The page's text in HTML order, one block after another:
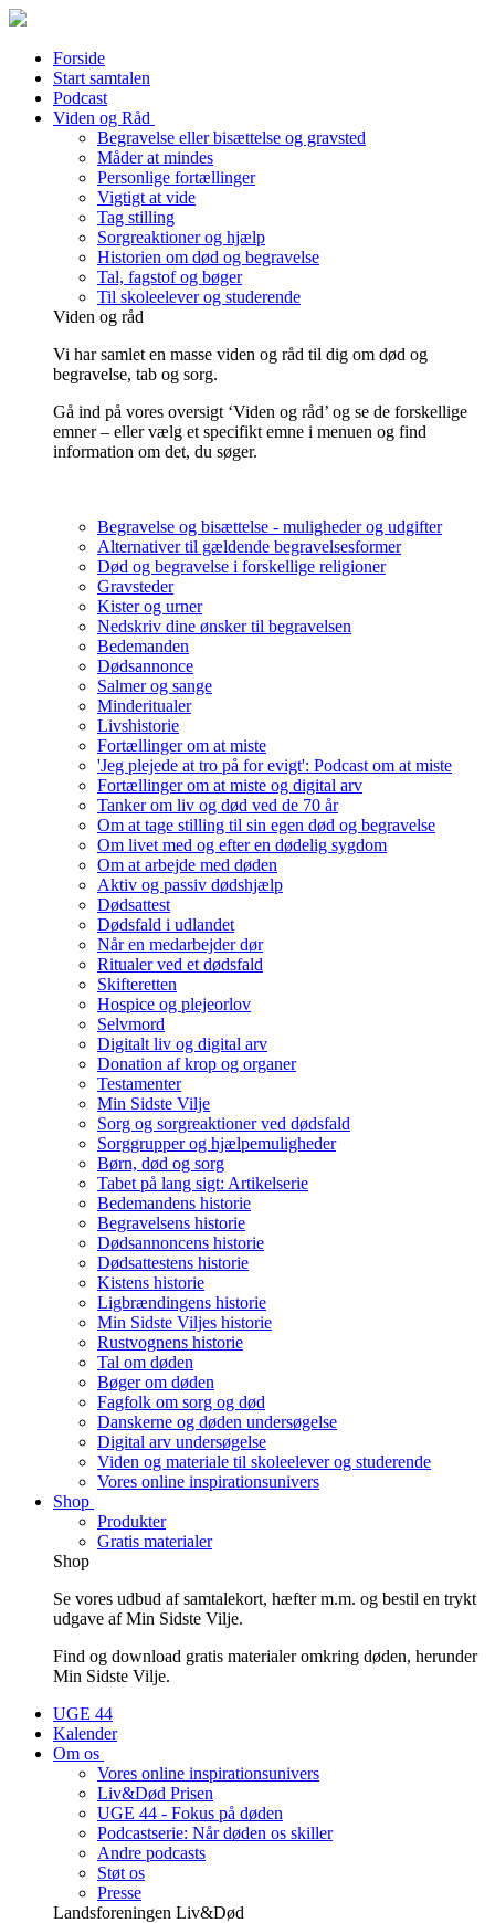
Forside
Start samtalen
Podcast
Viden og Råd
Begravelse eller bisættelse og gravsted
Måder at mindes
Personlige fortællinger
Vigtigt at vide
Tag stilling
Sorgreaktioner og hjælp
Historien om død og begravelse
Tal, fagstof og bøger
Til skoleelever og studerende
Viden og råd
Vi har samlet en masse viden og råd til dig om død og
begravelse, tab og sorg.
Gå ind på vores oversigt ‘Viden og råd’ og se de forskellige
emner – eller vælg et specifikt emne i menuen og find
information om det, du søger.
Begravelse og bisættelse - muligheder og udgifter
Alternativer til gældende begravelsesformer
Død og begravelse i forskellige religioner
Gravsteder
Kister og urner
Nedskriv dine ønsker til begravelsen
Bedemanden
Dødsannonce
Salmer og sange
Minderitualer
Livshistorie
Fortællinger om at miste
'Jeg plejede at tro på for evigt': Podcast om at miste
Fortællinger om at miste og digital arv
Tanker om liv og død ved de 70 år
Om at tage stilling til sin egen død og begravelse
Om livet med og efter en dødelig sygdom
Om at arbejde med døden
Aktiv og passiv dødshjælp
Dødsattest
Dødsfald i udlandet
Når en medarbejder dør
Ritualer ved et dødsfald
Skifteretten
Hospice og plejeorlov
Selvmord
Digitalt liv og digital arv
Donation af krop og organer
Testamenter
Min Sidste Vilje
Sorg og sorgreaktioner ved dødsfald
Sorggrupper og hjælpemuligheder
Børn, død og sorg
Tabet på lang sigt: Artikelserie
Bedemandens historie
Begravelsens historie
Dødsannoncens historie
Dødsattestens historie
Kistens historie
Ligbrændingens historie
Min Sidste Viljes historie
Rustvognens historie
Tal om døden
Bøger om døden
Fagfolk om sorg og død
Danskerne og døden undersøgelse
Digital arv undersøgelse
Viden og materiale til skoleelever og studerende
Vores online inspirationsunivers
Shop
Produkter
Gratis materialer
Shop
Se vores udbud af samtalekort, hæfter m.m. og bestil en trykt
udgave af Min Sidste Vilje.
Find og download gratis materialer omkring døden, herunder
Min Sidste Vilje.
UGE 44
Kalender
Om os
Vores online inspirationsunivers
Liv&Død Prisen
UGE 44 - Fokus på døden
Podcastserie: Når døden os skiller
Andre podcasts
Støt os
Presse
Landsforeningen Liv&Død